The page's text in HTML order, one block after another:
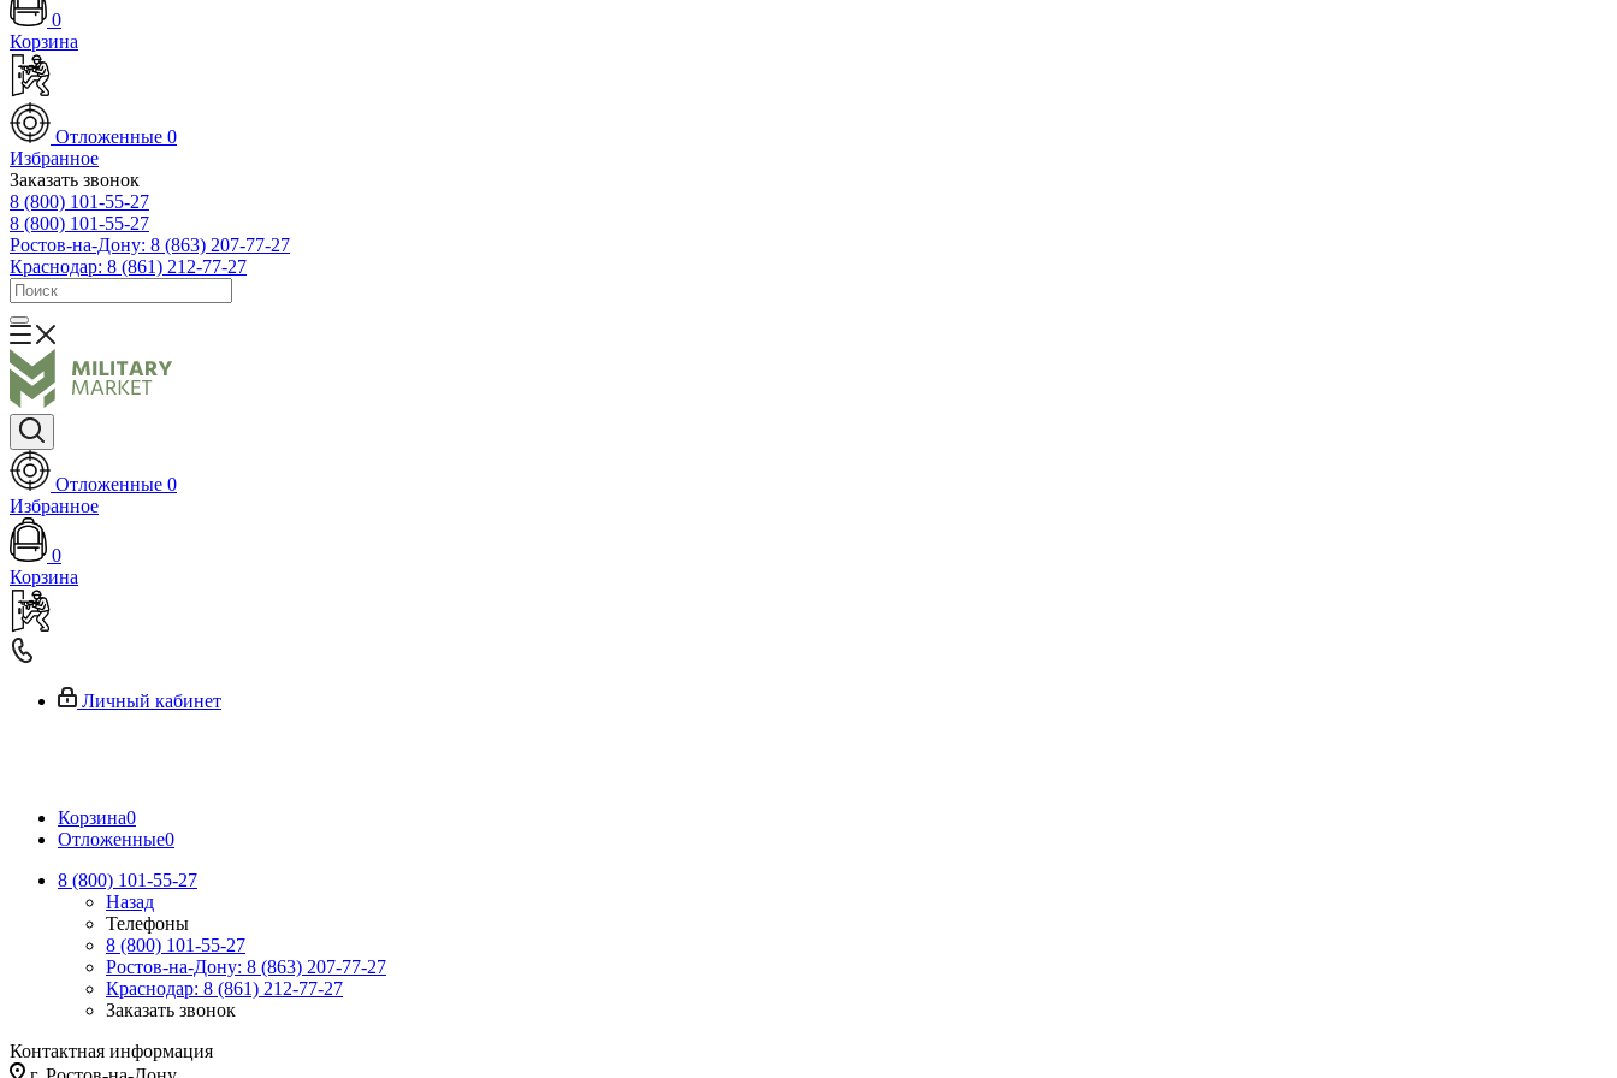
0
Корзина
Отложенные 0
Избранное
Заказать звонок
8 (800) 101-55-27
8 (800) 101-55-27
Ростов-на-Дону: 8 (863) 207-77-27
Краснодар: 8 (861) 212-77-27
Отложенные 0
Избранное
0
Корзина
Личный кабинет
Корзина0
Отложенные0
8 (800) 101-55-27
Назад
Телефоны
8 (800) 101-55-27
Ростов-на-Дону: 8 (863) 207-77-27
Краснодар: 8 (861) 212-77-27
Заказать звонок
Контактная информация